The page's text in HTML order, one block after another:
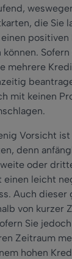
die Sie
positiven
können.
mehrere
mit keinen
Vorsicht
denn
oder
einen leicht
Auch dieser
von kurzer
Sie
Zeitraum
hohen